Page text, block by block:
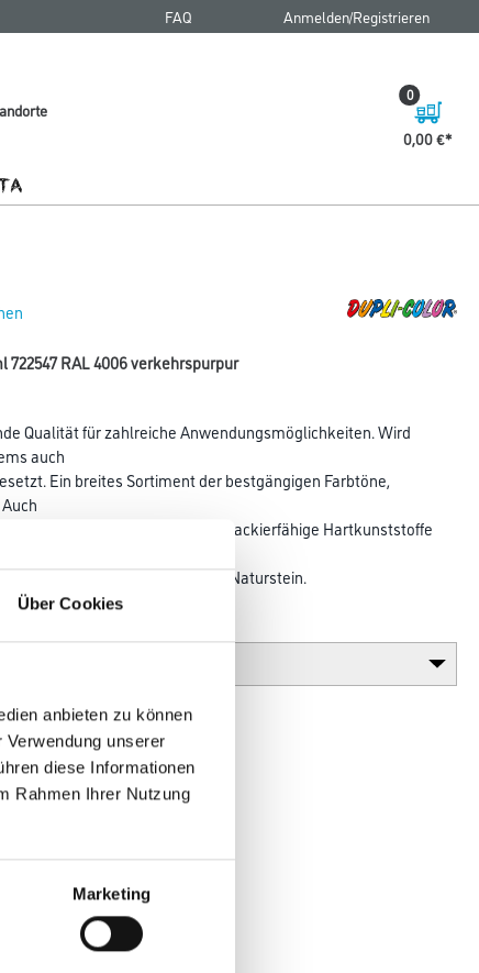
Über Cookies
anbieten zu können
unserer
diese Informationen
Rahmen Ihrer Nutzung
Marketing
FAQ Anmelden/Registrieren
0,00 €
0
RAL 4006 verkehrspurpur
Qualität für zahlreiche Anwendungsmöglichkeiten. Wird
auch
Ein breites Sortiment der bestgängigen Farbtöne,
Holz, Metall, Papier, Glas oder lackierfähige Hartkunststoffe
Gestaltung von Putz, Beton, Naturstein.